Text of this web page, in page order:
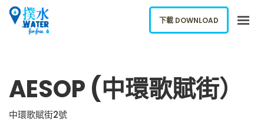
下載應用
網誌
AESOP (中環歌賦街）
中環歌賦街2號
下載 DOWNLOAD